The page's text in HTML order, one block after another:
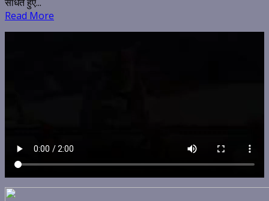
Read More